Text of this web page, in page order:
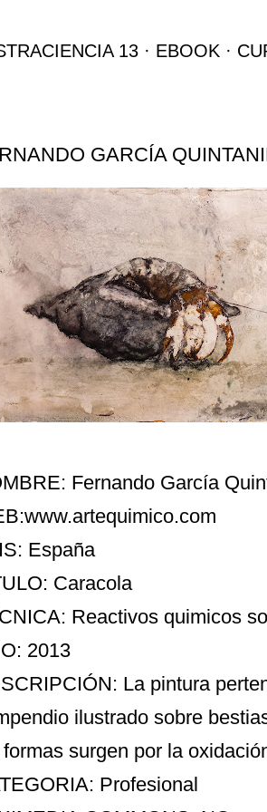
13 EBOOK
GARCÍA
Fernando García
www.artequimico.com
España
Caracola
Reactivos quimicos
2013
La pintura
ilustrado sobre
surgen por la
Profesional